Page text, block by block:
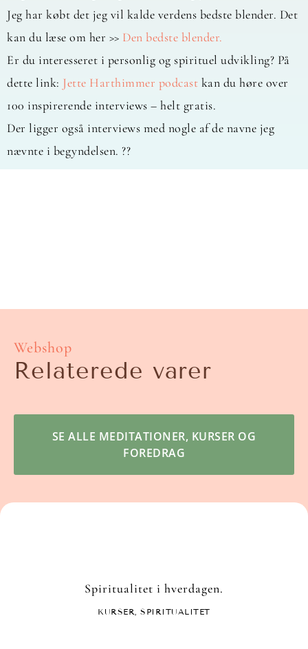
Jeg har købt det jeg vil kalde verdens bedste blender. Det
kan du læse om her >> Den bedste blender.
Er du interesseret i personlig og spirituel udvikling? På
dette link: Jette Harthimmer podcast kan du høre over
100 inspirerende interviews – helt gratis.
Der ligger også interviews med nogle af de navne jeg
nævnte i begyndelsen. ??
Webshop
Relaterede varer
SE ALLE MEDITATIONER, KURSER OG
FOREDRAG
Spiritualitet i hverdagen.
KURSER ,SPIRITUALITET